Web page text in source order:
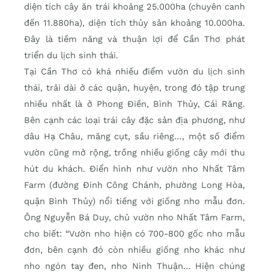
diện tích cây ăn trái khoảng 25.000ha (chuyên canh
đến 11.880ha), diện tích thủy sản khoảng 10.000ha.
Ðây là tiềm năng và thuận lợi để Cần Thơ phát
triển du lịch sinh thái.
Tại Cần Thơ có khá nhiều điểm vườn du lịch sinh
thái, trải dài ở các quận, huyện, trong đó tập trung
nhiều nhất là ở Phong Ðiền, Bình Thủy, Cái Răng.
Bên cạnh các loại trái cây đặc sản địa phương, như
dâu Hạ Châu, măng cụt, sầu riêng…, một số điểm
vườn cũng mở rộng, trồng nhiều giống cây mới thu
hút du khách. Ðiển hình như vườn nho Nhất Tâm
Farm (đường Ðinh Công Chánh, phường Long Hòa,
quận Bình Thủy) nổi tiếng với giống nho mẫu đơn.
Ông Nguyễn Bá Duy, chủ vườn nho Nhất Tâm Farm,
cho biết: “Vườn nho hiện có 700-800 gốc nho mẫu
đơn, bên cạnh đó còn nhiều giống nho khác như
nho ngón tay đen, nho Ninh Thuận… Hiện chúng